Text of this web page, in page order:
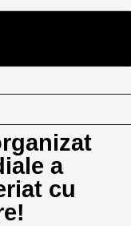
a
cu